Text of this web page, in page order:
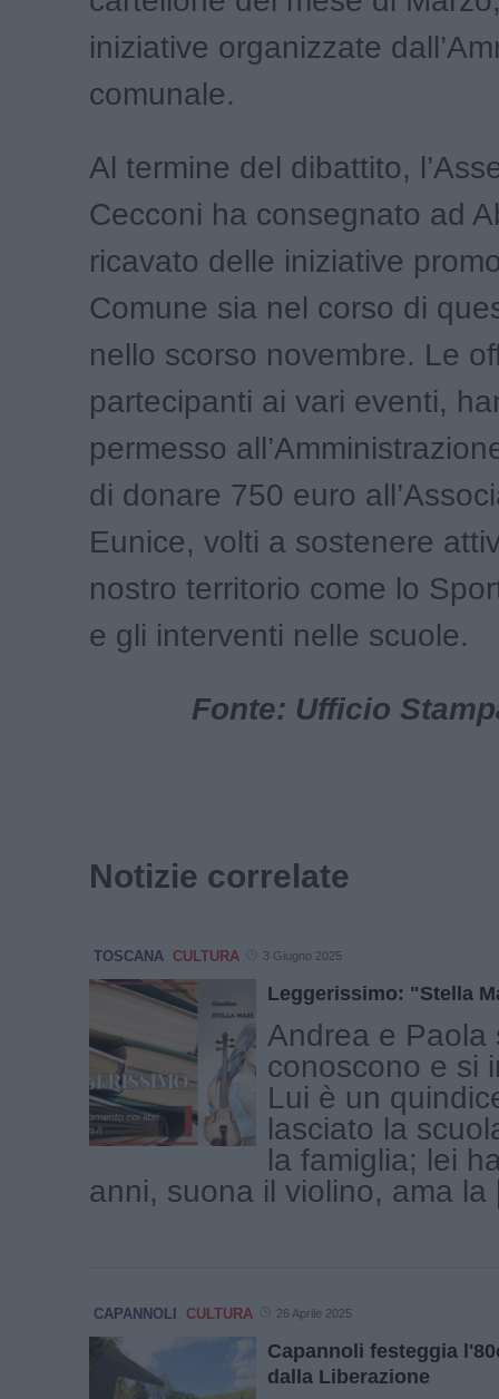
iniziative organizzate
comunale.
Al termine del dibattito,
Cecconi ha consegnato ad
ricavato delle iniziative
Comune sia nel corso di
nello scorso novembre. Le
partecipanti ai vari eventi,
permesso
di donare 750 euro
Eunice, volti a sostenere
nostro territorio come lo
e gli interventi nelle scuole.
Fonte: Ufficio
Notizie correlate
TOSCANA CULTURA 3 Giugno 2025
Leggerissimo: "Stella
Andrea e Paola
conoscono e si
Lui è un
lasciato la
la famiglia; lei
anni, suona il violino, ama la
CAPANNOLI CULTURA 26 Aprile 2025
Capannoli festeggia
dalla Liberazione